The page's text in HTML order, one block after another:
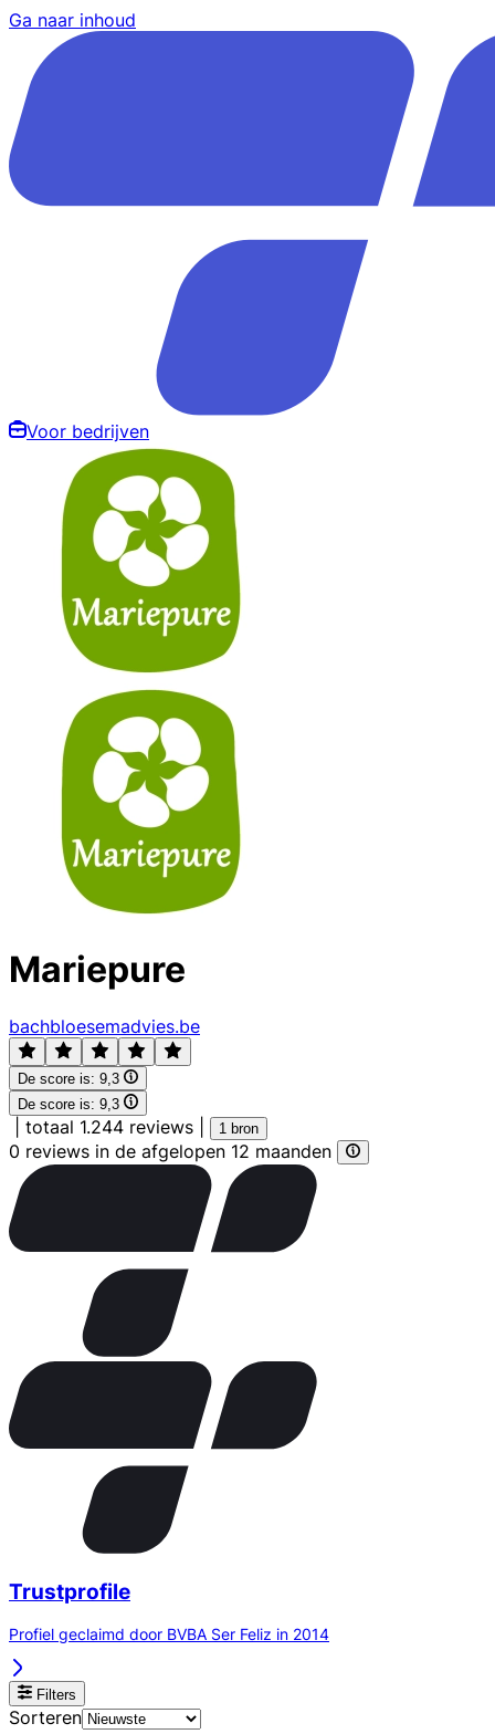
Ga naar inhoud
Voor bedrijven
Mariepure
bachbloesemadvies.be
De score is: 9,3
De score is: 9,3
totaal 1.244 reviews 1 bron
0 reviews in de afgelopen 12 maanden
Trustprofile
Profiel geclaimd door BVBA Ser Feliz in 2014
Filters
Sorteren